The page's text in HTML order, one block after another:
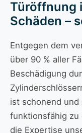
Türöffnung
Schäden –
Entgegen dem
über 90 % aller
Beschädigung
ist schonend und
funktionsfähig zu
die Expertise